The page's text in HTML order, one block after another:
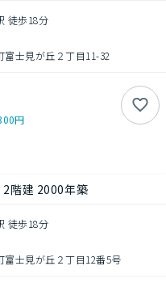
徒歩18分
士見が丘２丁目11-32
円
2階建 2000年築
徒歩18分
富士見が丘２丁目12番5号